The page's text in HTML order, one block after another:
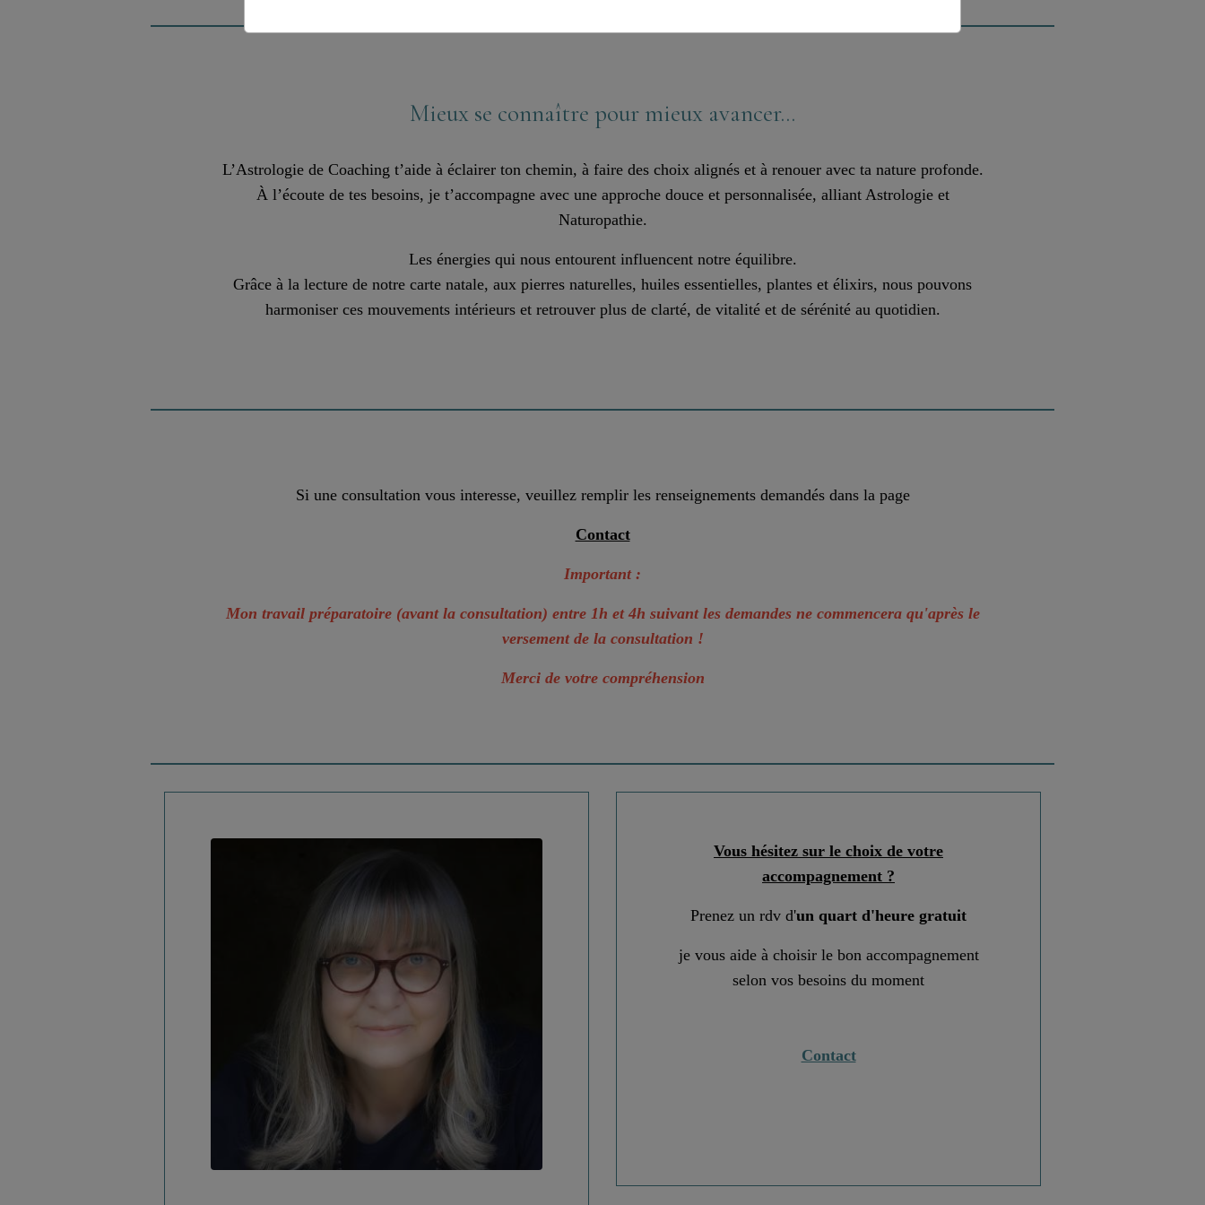
Mieux se connaître pour mieux avancer...
L’Astrologie de Coaching t’aide à éclairer ton chemin, à faire des choix alignés et à renouer avec ta nature profonde.
À l’écoute de tes besoins, je t’accompagne avec une approche douce et personnalisée, alliant Astrologie et
Naturopathie.
Les énergies qui nous entourent influencent notre équilibre.
Grâce à la lecture de notre carte natale, aux pierres naturelles, huiles essentielles, plantes et élixirs, nous pouvons
harmoniser ces mouvements intérieurs et retrouver plus de clarté, de vitalité et de sérénité au quotidien.
Si une consultation vous interesse, veuillez remplir les renseignements demandés dans la page
Contact
Important :
Mon travail préparatoire (avant la consultation) entre 1h et 4h suivant les demandes ne commencera qu'après le
versement de la consultation !
Merci de votre compréhension
Vous hésitez sur le choix de votre
accompagnement ?
Prenez un rdv d'un quart d'heure gratuit
je vous aide à choisir le bon accompagnement
selon vos besoins du moment
Contact